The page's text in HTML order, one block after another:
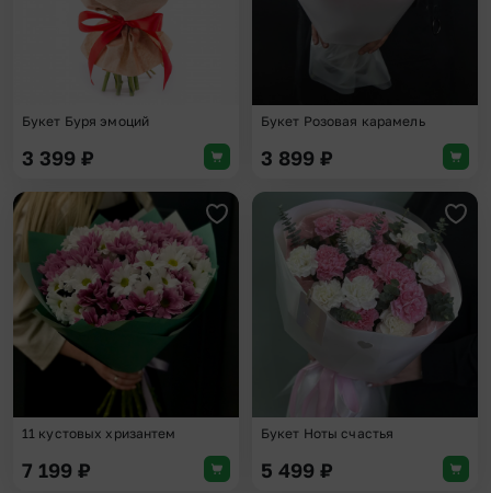
Букет Буря эмоций
3 399 ₽
Букет Розовая карамель
3 899 ₽
Добавить в избранное
11 кустовых хризантем
7 199 ₽
Букет Ноты счастья
5 499 ₽